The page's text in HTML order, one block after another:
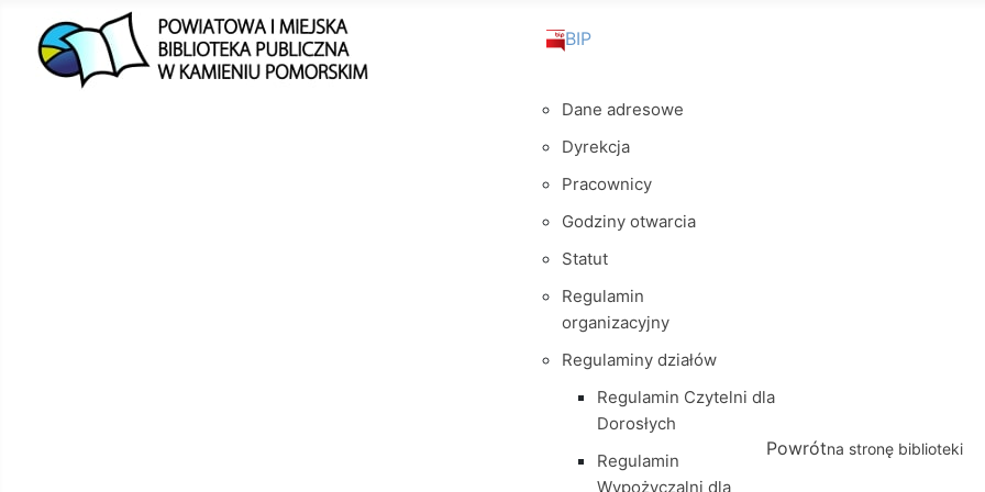
BIP
Dane adresowe
Dyrekcja
Pracownicy
Godziny otwarcia
Statut
Regulamin
organizacyjny
Regulaminy działów
Regulamin Czytelni dla
Dorosłych
Regulamin
Wypożyczalni dla
Powrótna stronę biblioteki